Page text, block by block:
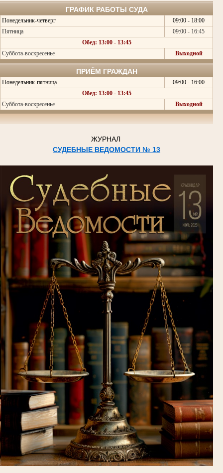
ГРАФИК РАБОТЫ СУДА
Понедельник-четверг
09:00 - 18:00
Пятница
09:00 - 16:45
Обед: 13:00 - 13:45
Суббота-воскресенье
Выходной
ПРИЁМ ГРАЖДАН
Понедельник-пятница
09:00 - 16:00
Обед: 13:00 - 13:45
Суббота-воскресенье
Выходной
ЖУРНАЛ
СУДЕБНЫЕ ВЕДОМОСТИ № 13